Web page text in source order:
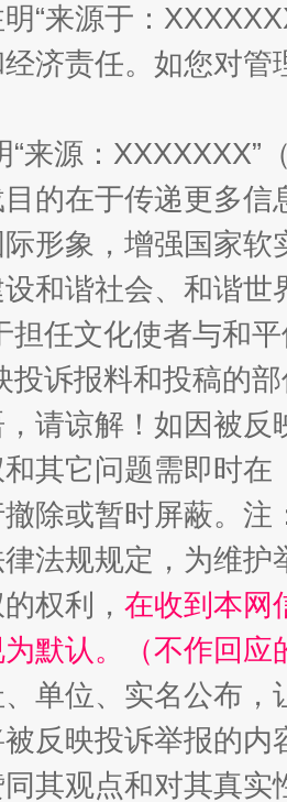
化重塑工作
“隐身衣” 如何以
的艺术幻境
“来源于：
济责任。如您对
“来源：
的在于传递更多
形象，增强国家
和谐社会、和谐
担任文化使者与和
投诉报料和投稿的
请谅解！如因被
其它问题需即时在
除或暂时屏蔽。
法规规定，为维
权利， 在收到本网
默认。（不作回应
、单位、实名公布
反映投诉举报的
其观点和对其真实